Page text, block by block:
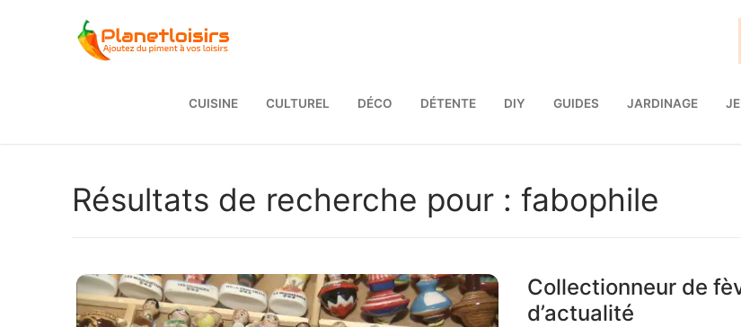
CUISINE CULTUREL DÉCO DÉTENTE DIY GUIDES JARDINAGE
Résultats de recherche pour : fabophile
Collectionneur de
d’actualité